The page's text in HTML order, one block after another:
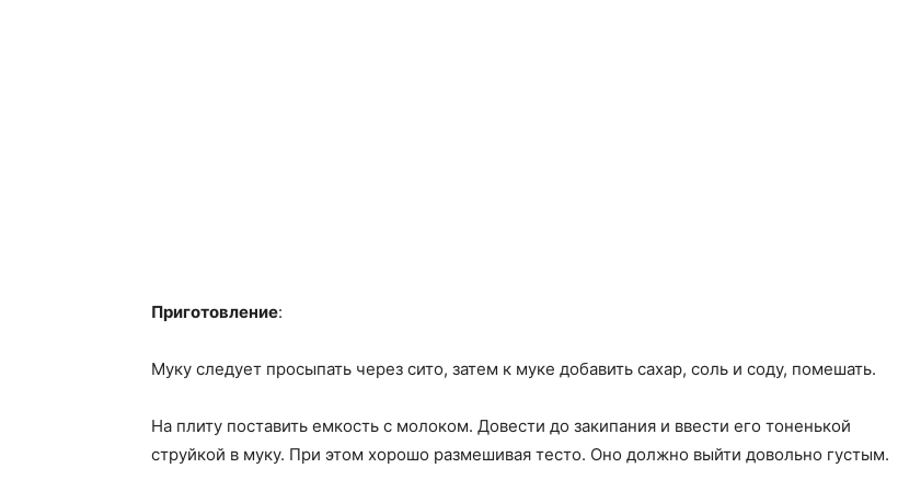
Приготовление:
Муку следует просыпать через сито, затем к муке добавить сахар, соль и соду, помешать.
На плиту поставить емкость с молоком. Довести до закипания и ввести его тоненькой
струйкой в муку. При этом хорошо размешивая тесто. Оно должно выйти довольно густым.